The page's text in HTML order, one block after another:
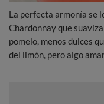
La perfecta armonía se
Chardonnay que
pomelo, menos dulces
del limón, pero algo